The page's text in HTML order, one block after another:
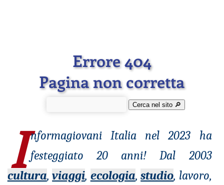
Errore 404
Pagina non corretta
Cerca nel sito 🔎︎
I nformagiovaniItalia nel 2023 ha
festeggiato 20 anni! Dal 2003
cultura,viaggi, ecologia,studio, lavoro,